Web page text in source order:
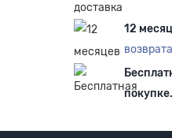
12
возврата
покупке.